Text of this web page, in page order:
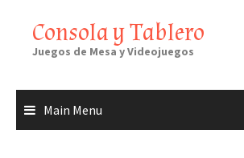
Consola y Tablero
Juegos de Mesa y Videojuegos
Main Menu